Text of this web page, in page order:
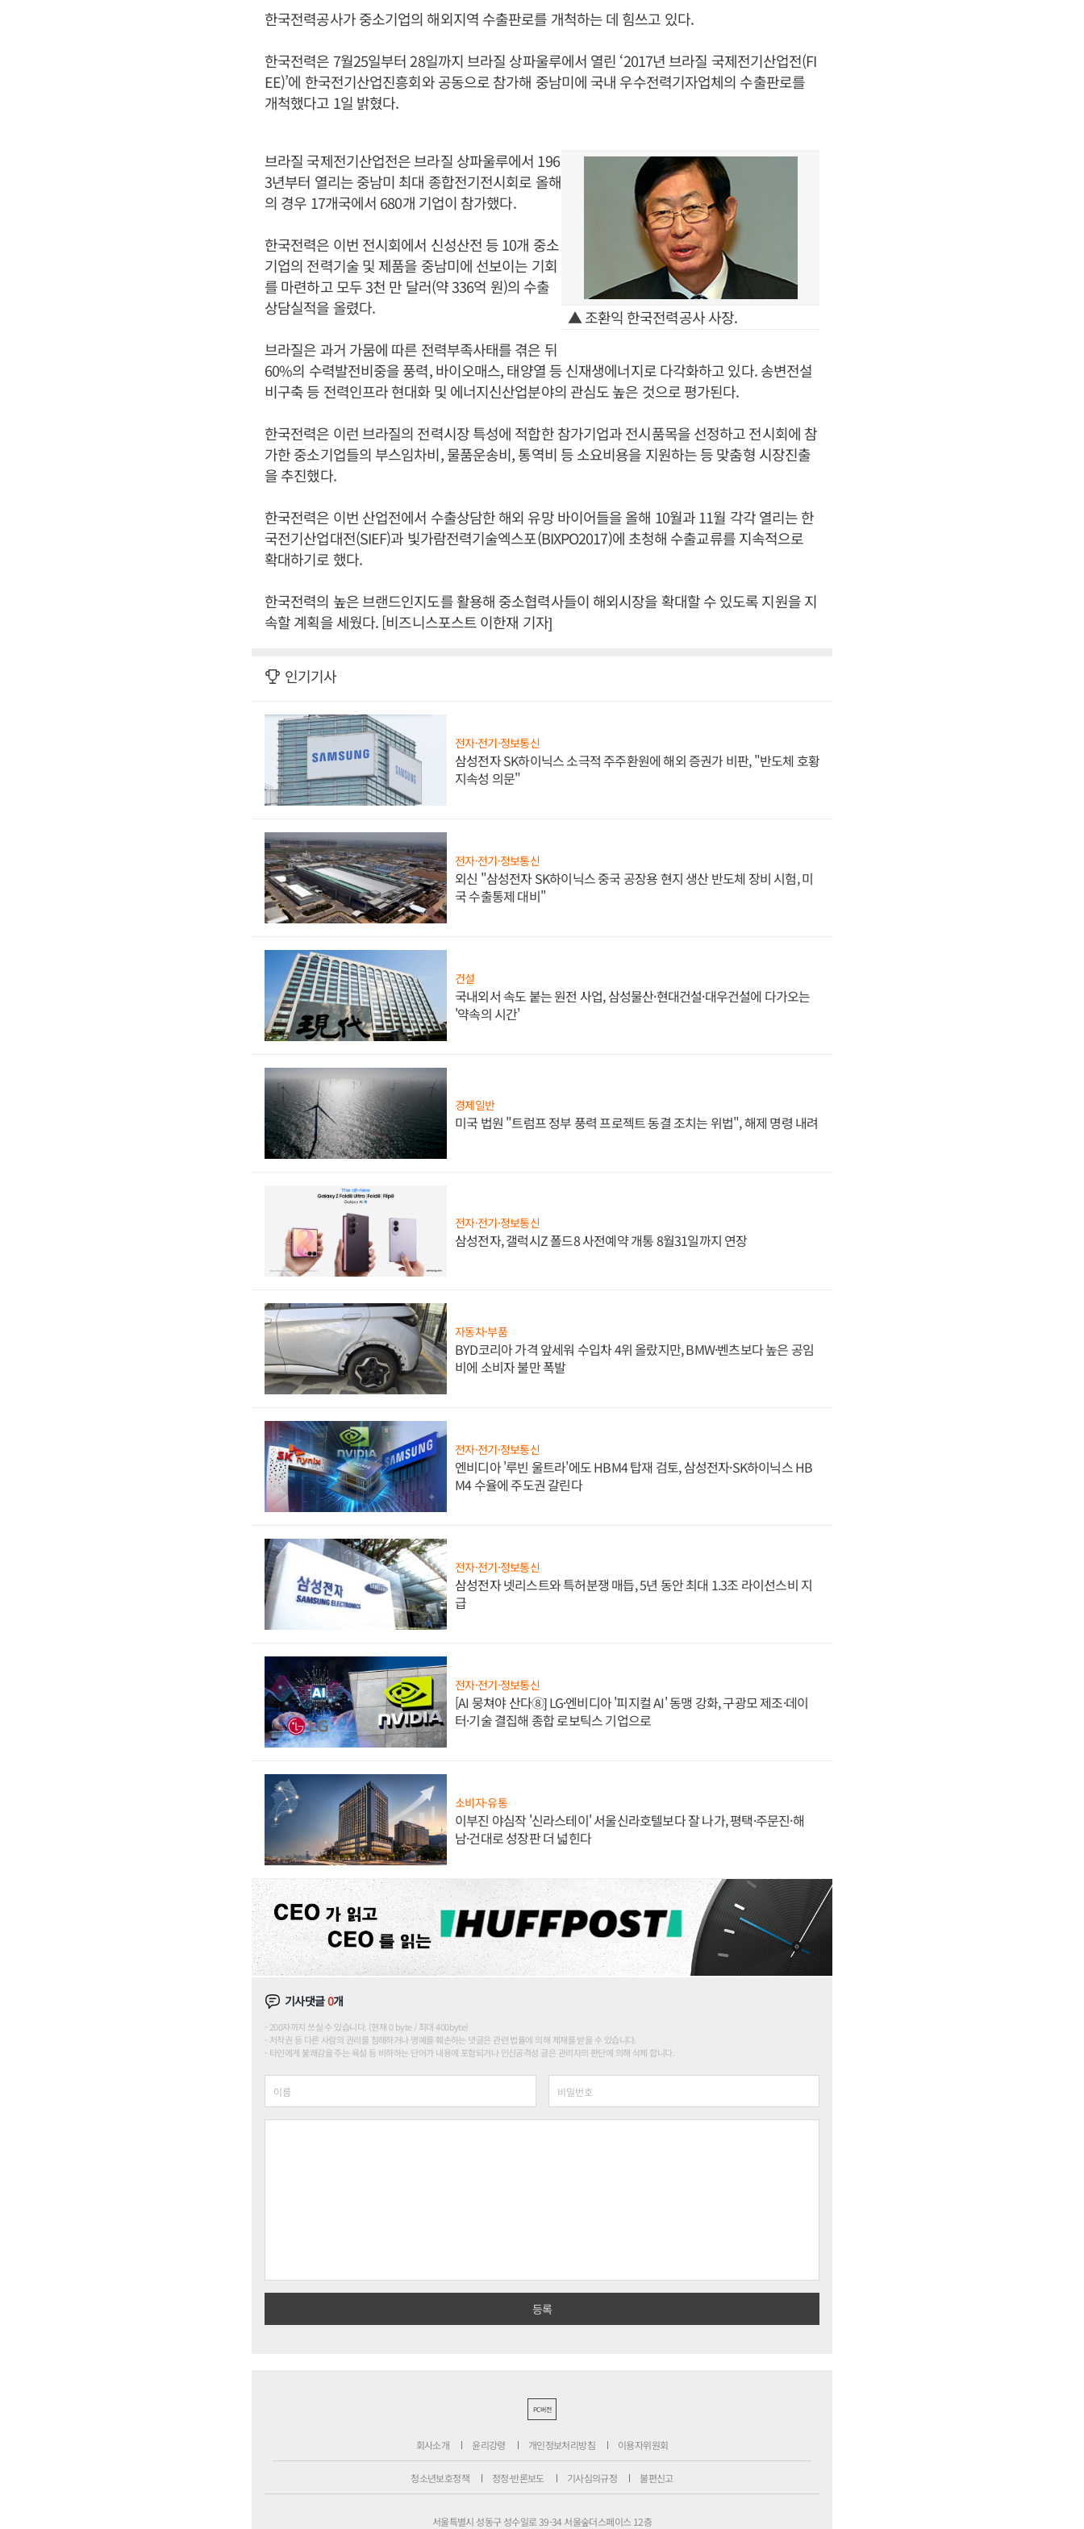
한국전력공사가 중소기업의 해외지역 수출판로를 개척하는 데 힘쓰고 있다.
한국전력은 7월25일부터 28일까지 브라질 상파울루에서 열린 ‘2017년 브라질 국제전기산업전(FI
EE)’에 한국전기산업진흥회와 공동으로 참가해 중남미에 국내 우수전력기자업체의 수출판로를
개척했다고 1일 밝혔다.
▲ 조환익 한국전력공사 사장.
브라질 국제전기산업전은 브라질 상파울루에서 196
3년부터 열리는 중남미 최대 종합전기전시회로 올해
의 경우 17개국에서 680개 기업이 참가했다.
한국전력은 이번 전시회에서 신성산전 등 10개 중소
기업의 전력기술 및 제품을 중남미에 선보이는 기회
를 마련하고 모두 3천 만 달러(약 336억 원)의 수출
상담실적을 올렸다.
브라질은 과거 가뭄에 따른 전력부족사태를 겪은 뒤
60%의 수력발전비중을 풍력, 바이오매스, 태양열 등 신재생에너지로 다각화하고 있다. 송변전설
비구축 등 전력인프라 현대화 및 에너지신산업분야의 관심도 높은 것으로 평가된다.
한국전력은 이런 브라질의 전력시장 특성에 적합한 참가기업과 전시품목을 선정하고 전시회에 참
가한 중소기업들의 부스임차비, 물품운송비, 통역비 등 소요비용을 지원하는 등 맞춤형 시장진출
을 추진했다.
한국전력은 이번 산업전에서 수출상담한 해외 유망 바이어들을 올해 10월과 11월 각각 열리는 한
국전기산업대전(SIEF)과 빛가람전력기술엑스포(BIXPO2017)에 초청해 수출교류를 지속적으로
확대하기로 했다.
한국전력의 높은 브랜드인지도를 활용해 중소협력사들이 해외시장을 확대할 수 있도록 지원을 지
속할 계획을 세웠다. [비즈니스포스트 이한재 기자]
인기기사
전자·전기·정보통신
삼성전자 SK하이닉스 소극적 주주환원에 해외 증권가 비판, "반도체 호황
지속성 의문"
전자·전기·정보통신
외신 "삼성전자 SK하이닉스 중국 공장용 현지 생산 반도체 장비 시험, 미
국 수출통제 대비"
건설
국내외서 속도 붙는 원전 사업, 삼성물산·현대건설·대우건설에 다가오는
'약속의 시간'
경제일반
미국 법원 "트럼프 정부 풍력 프로젝트 동결 조치는 위법", 해제 명령 내려
전자·전기·정보통신
삼성전자, 갤럭시Z 폴드8 사전예약 개통 8월31일까지 연장
자동차·부품
BYD코리아 가격 앞세워 수입차 4위 올랐지만, BMW·벤츠보다 높은 공임
비에 소비자 불만 폭발
전자·전기·정보통신
엔비디아 '루빈 울트라'에도 HBM4 탑재 검토, 삼성전자·SK하이닉스 HB
M4 수율에 주도권 갈린다
전자·전기·정보통신
삼성전자 넷리스트와 특허분쟁 매듭, 5년 동안 최대 1.3조 라이선스비 지
급
전자·전기·정보통신
[AI 뭉쳐야 산다⑧] LG·엔비디아 '피지컬 AI' 동맹 강화, 구광모 제조·데이
터·기술 결집해 종합 로보틱스 기업으로
소비자·유통
이부진 야심작 '신라스테이' 서울신라호텔보다 잘 나가, 평택·주문진·해
남·건대로 성장판 더 넓힌다
기사댓글0개
200자까지 쓰실 수 있습니다. (현재 0 byte / 최대 400byte)
저작권 등 다른 사람의 권리를 침해하거나 명예를 훼손하는 댓글은 관련 법률에 의해 제재를 받을 수 있습니다.
타인에게 불쾌감을 주는 욕설 등 비하하는 단어가 내용에 포함되거나 인신공격성 글은 관리자의 판단에 의해 삭제 합니다.
PC버전
회사소개 윤리강령 개인정보처리방침 이용자위원회
청소년보호정책 정정·반론보도 기사심의규정 불편신고
서울특별시 성동구 성수일로 39-34 서울숲더스페이스 12층